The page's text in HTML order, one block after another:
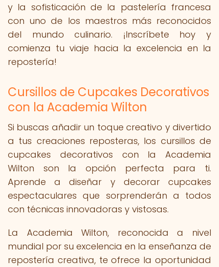
y la sofisticación de la pastelería francesa
con uno de los maestros más reconocidos
del mundo culinario. ¡Inscríbete hoy y
comienza tu viaje hacia la excelencia en la
repostería!
Cursillos de Cupcakes Decorativos
con la Academia Wilton
Si buscas añadir un toque creativo y divertido
a tus creaciones reposteras, los cursillos de
cupcakes decorativos con la Academia
Wilton son la opción perfecta para ti.
Aprende a diseñar y decorar cupcakes
espectaculares que sorprenderán a todos
con técnicas innovadoras y vistosas.
La Academia Wilton, reconocida a nivel
mundial por su excelencia en la enseñanza de
repostería creativa, te ofrece la oportunidad